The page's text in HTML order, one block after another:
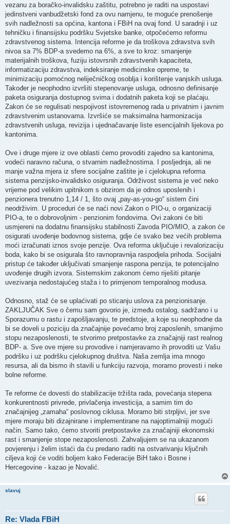
vezanu za boračko-invalidsku zaštitu, potrebno je raditi na uspostavi
jedinstveni vanbudžetski fond za ovu namjenu, te moguće prenošenje
svih nadležnosti sa općina, kantona i FBiH na ovaj fond. U saradnji i uz
tehničku i finansijsku podršku Svjetske banke, otpočećemo reformu
zdravstvenog sistema. Intencija reforme je da troškova zdravstva svih
nivoa sa 7% BDP-a svedemo na 6%, a sve to kroz: smanjenje
materijalnih troškova, fuziju istovrsnih zdravstvenih kapaciteta,
informatizaciju zdravstva, indeksiranje medicinske opreme, te
minimizaciju pomoćnog neliječničkog osoblja i korištenje vanjskih usluga.
Također je neophodno izvršiti stepenovanje usluga, odnosno definisanje
paketa osiguranja dostupnog svima i dodatnih paketa koji se plaćaju.
Zakon će se regulisati nespojivost istovremenog rada u privatnim i javnim
zdravstvenim ustanovama. Izvršiće se maksimalna harmonizacija
zdravstvenih usluga, revizija i ujednačavanje liste esencijalnih lijekova po
kantonima.
Ove i druge mjere iz ove oblasti ćemo provoditi zajedno sa kantonima,
vodeći naravno računa, o stvarnim nadležnostima. I posljednja, ali ne
manje važna mjera iz sfere socijalne zaštite je i cjelokupna reforma
sistema penzijsko-invalidsko osiguranja. Održivost sistema je već neko
vrijeme pod velikim upitnikom s obzirom da je odnos uposlenih i
penzionera trenutno 1,14 / 1, što ovaj „pay-as-you-go“ sistem čini
neodrživim. U proceduri će se naći novi Zakon o PIO-u, o organizaciji
PIO-a, te o dobrovoljnim - penzionim fondovima. Ovi zakoni će biti
usmjereni na dodatnu finansijsku stabilnosti Zavoda PIO/MIO, a zakon će
osigurati uvođenje bodovnog sistema, gdje će svako bez većih problema
moći izračunati iznos svoje penzije. Ova reforma uključuje i revalorizaciju
boda, kako bi se osigurala što ravnopravnija raspodjela prihoda. Socijalni
pristup će također uključivati smanjenje raspona penzija, te potencijalno
uvođenje drugih izvora. Sistemskim zakonom ćemo riješiti pitanje
uvezivanja nedostajućeg staža i to primjenom temporalnog modusa.
Odnosno, staž će se uplaćivati po sticanju uslova za penzionisanje.
ZAKLJUČAK Sve o čemu sam govorio je, između ostalog, sadržano i u
Sporazumu o rastu i zapošljavanju, te predstoje, a koje su neophodne da
bi se doveli u poziciju da značajnije povećamo broj zaposlenih, smanjimo
stopu nezaposlenosti, te stvorimo pretpostavke za značajniji rast realnog
BDP- a. Sve ove mjere su provodive i namjeravamo ih provoditi uz Vašu
podršku i uz podršku cjelokupnog društva. Naša zemlja ima mnogo
resursa, ali da bismo ih stavili u funkciju razvoja, moramo provesti i neke
bolne reforme.
Te reforme će dovesti do stabilizacije tržišta rada, povećanja stepena
konkurentnosti privrede, privlačenja investicija, a samim tim do
značajnijeg „zamaha“ poslovnog ciklusa. Moramo biti strpljivi, jer sve
mjere moraju biti dizajnirane i implementirane na najoptimalniji mogući
način. Samo tako, ćemo stvoriti pretpostavke za značajniji ekonomski
rast i smanjenje stope nezaposlenosti. Zahvaljujem se na ukazanom
povjerenju i želim istaći da ću predano raditi na ostvarivanju ključnih
ciljeva koji će voditi boljem kako Federacije BiH tako i Bosne i
Hercegovine - kazao je Novalić.
slavuj
Re: Vlada FBiH